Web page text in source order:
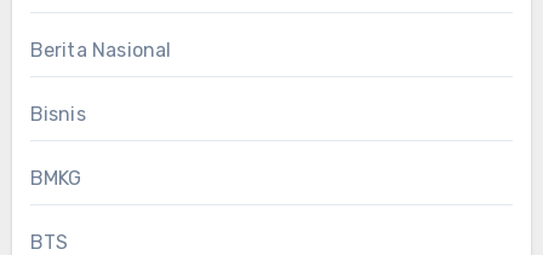
Berita Nasional
Bisnis
BMKG
BTS